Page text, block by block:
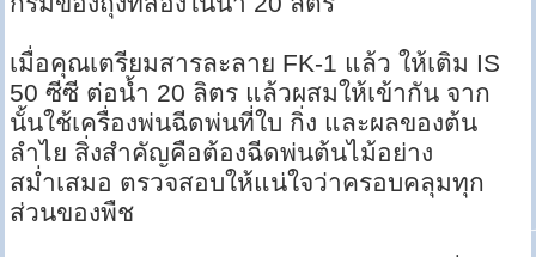
เมื่อคุณเตรียมสารละลาย FK-1 แล้ว ให้เติม IS
50 ซีซี ต่อน้ำ 20 ลิตร แล้วผสมให้เข้ากัน จาก
นั้นใช้เครื่องพ่นฉีดพ่นที่ใบ กิ่ง และผลของต้น
ลำไย สิ่งสำคัญคือต้องฉีดพ่นต้นไม้อย่าง
สม่ำเสมอ ตรวจสอบให้แน่ใจว่าครอบคลุมทุก
ส่วนของพืช